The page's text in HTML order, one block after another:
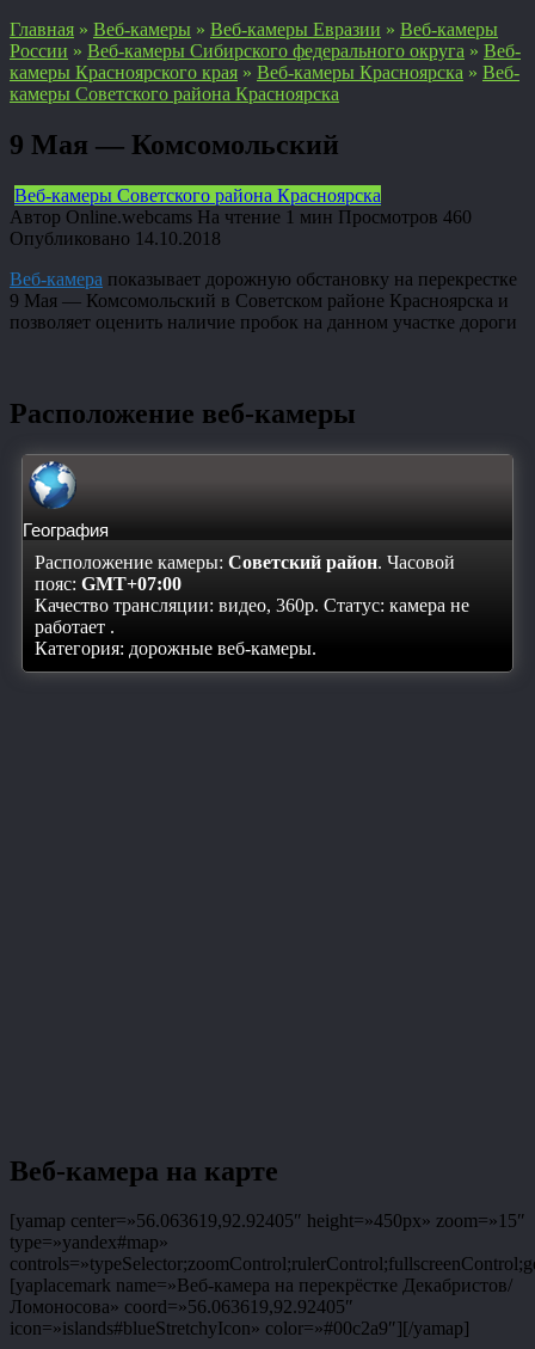
Главная » Веб-камеры » Веб-камеры Евразии » Веб-камеры
России » Веб-камеры Сибирского федерального округа » Веб-
камеры Красноярского края » Веб-камеры Красноярска » Веб-
камеры Советского района Красноярска
9 Мая — Комсомольский
Веб-камеры Советского района Красноярска
Автор Online.webcams На чтение 1 мин Просмотров 460
Опубликовано 14.10.2018
Веб-камера показывает дорожную обстановку на перекрестке
9 Мая — Комсомольский в Советском районе Красноярска и
позволяет оценить наличие пробок на данном участке дороги
Расположение веб-камеры
География
Расположение камеры: Советский район. Часовой
пояс: GMT+07:00
Качество трансляции: видео, 360p. Статус: камера не
работает .
Категория: дорожные веб-камеры.
Веб-камера на карте
[yamap center=»56.063619,92.92405″ height=»450px» zoom=»15″
type=»yandex#map»
[yaplacemark name=»Веб-камера на перекрёстке Декабристов/
Ломоносова» coord=»56.063619,92.92405″
icon=»islands#blueStretchyIcon» color=»#00c2a9″][/yamap]